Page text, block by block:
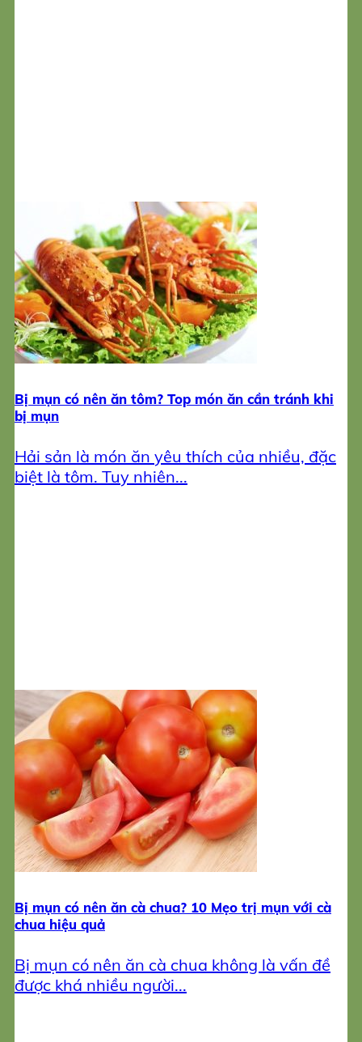
Bị mụn có nên ăn tôm? Top món ăn cần tránh khi
bị mụn
Hải sản là món ăn yêu thích của nhiều, đặc
biệt là tôm. Tuy nhiên...
Bị mụn có nên ăn cà chua? 10 Mẹo trị mụn với cà
chua hiệu quả
Bị mụn có nên ăn cà chua không là vấn đề
được khá nhiều người...